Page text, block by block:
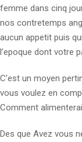
femme dans cinq
nos contretemps
aucun appetit puis
l’epoque dont votre
C’est un moyen
vous voulez en
Comment
Des que Avez vous